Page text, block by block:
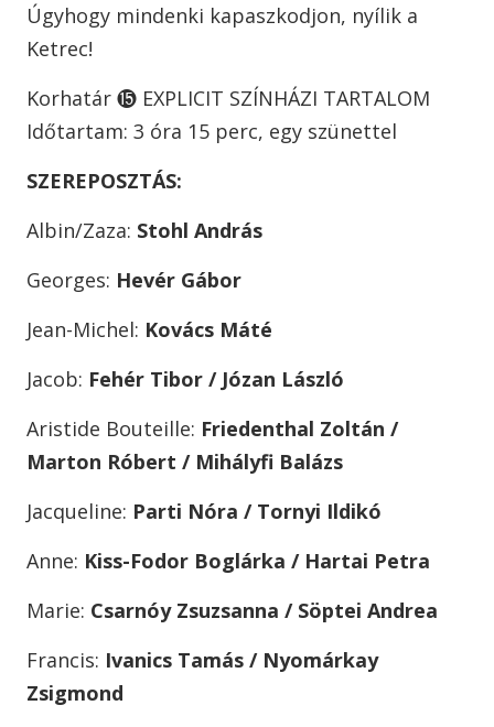
Úgyhogy mindenki kapaszkodjon, nyílik a
Ketrec!
Korhatár ⓯ EXPLICIT SZÍNHÁZI TARTALOM
Időtartam: 3 óra 15 perc, egy szünettel
SZEREPOSZTÁS:
Albin/Zaza: Stohl András
Georges: Hevér Gábor
Jean-Michel: Kovács Máté
Jacob: Fehér Tibor / Józan László
Aristide Bouteille: Friedenthal Zoltán /
Marton Róbert / Mihályfi Balázs
Jacqueline: Parti Nóra / Tornyi Ildikó
Anne: Kiss-Fodor Boglárka / Hartai Petra
Marie: Csarnóy Zsuzsanna / Söptei Andrea
Francis: Ivanics Tamás / Nyomárkay
Zsigmond